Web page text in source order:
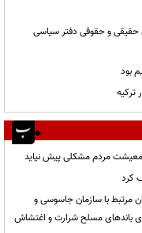
حقیقی و حقوقی دفتر سیاسی
بود
معیشت مردم مشکلی پیش نیاید
کرد
و دستگیری ۲۱ نفر از مزدوران مرتبط با سازمان جاسوسی و
و بازداشت ۴ نفر از اعضای باندهای مسلح شرارت و اغتشاش